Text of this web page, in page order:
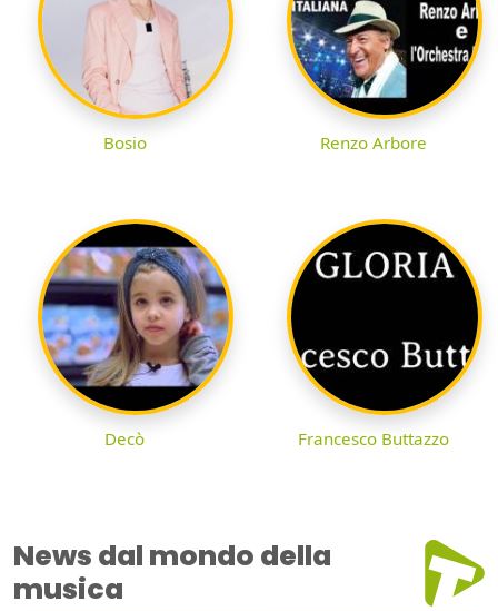
Bosio Renzo Arbore
Decò Francesco Buttazzo
News dal mondo della
musica